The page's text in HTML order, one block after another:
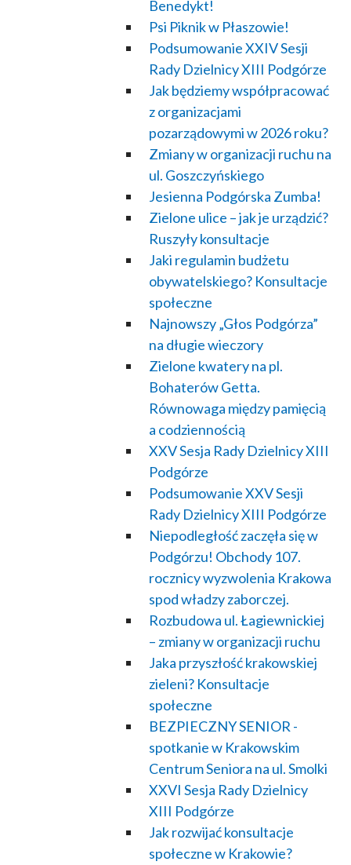
Benedykt!
Psi Piknik w Płaszowie!
Podsumowanie XXIV Sesji
Rady Dzielnicy XIII Podgórze
Jak będziemy współpracować
z organizacjami
pozarządowymi w 2026 roku?
Zmiany w organizacji ruchu na
ul. Goszczyńskiego
Jesienna Podgórska Zumba!
Zielone ulice – jak je urządzić?
Ruszyły konsultacje
Jaki regulamin budżetu
obywatelskiego? Konsultacje
społeczne
Najnowszy „Głos Podgórza”
na długie wieczory
Zielone kwatery na pl.
Bohaterów Getta.
Równowaga między pamięcią
a codziennością
XXV Sesja Rady Dzielnicy XIII
Podgórze
Podsumowanie XXV Sesji
Rady Dzielnicy XIII Podgórze
Niepodległość zaczęła się w
Podgórzu! Obchody 107.
rocznicy wyzwolenia Krakowa
spod władzy zaborczej.
Rozbudowa ul. Łagiewnickiej
– zmiany w organizacji ruchu
Jaka przyszłość krakowskiej
zieleni? Konsultacje
społeczne
BEZPIECZNY SENIOR -
spotkanie w Krakowskim
Centrum Seniora na ul. Smolki
XXVI Sesja Rady Dzielnicy
XIII Podgórze
Jak rozwijać konsultacje
społeczne w Krakowie?